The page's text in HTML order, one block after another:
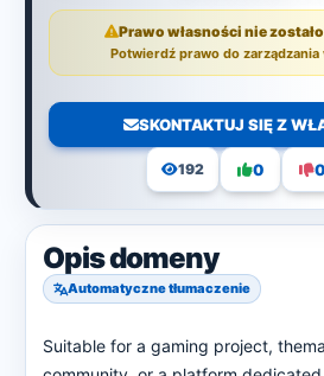
Prawo własności nie
Potwierdź prawo do zarządzania
SKONTAKTUJ SIĘ Z
192 0 0
Opis domeny
Automatyczne tłumaczenie
Suitable for a gaming project,